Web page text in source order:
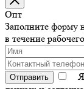
Опт
Заполните форму
в течение
Отправить